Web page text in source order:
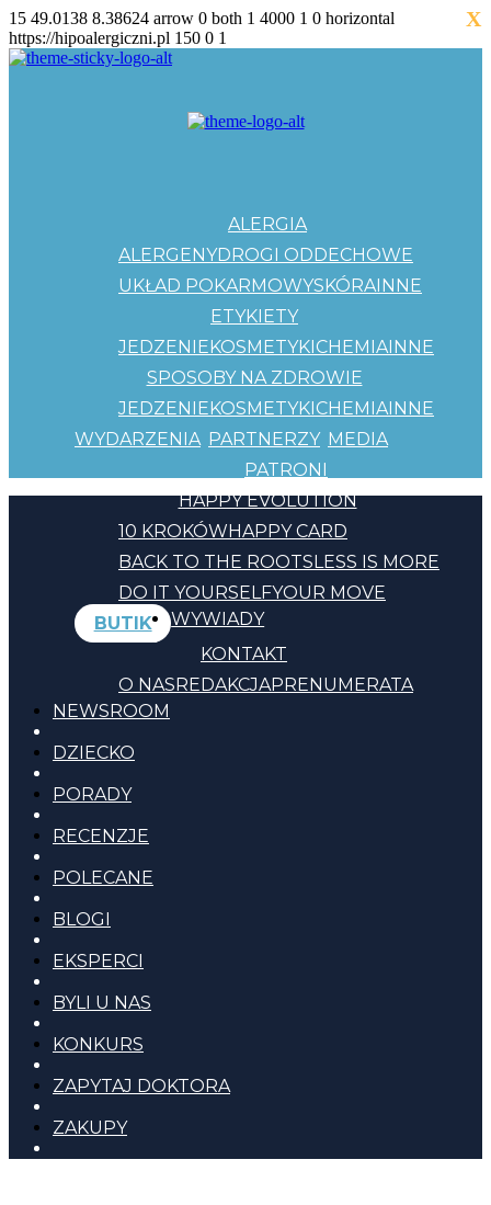
15 49.0138 8.38624 arrow 0 both 1 4000 1 0 horizontal
https://hipoalergiczni.pl 150 0 1
ALERGIA
ALERGENYDROGI ODDECHOWE
UKŁAD POKARMOWYSKÓRAINNE
ETYKIETY
JEDZENIEKOSMETYKICHEMIAINNE
SPOSOBY NA ZDROWIE
JEDZENIEKOSMETYKICHEMIAINNE
WYDARZENIA PARTNERZY
PATRONI
MEDIA
HAPPY EVOLUTION
10 KROKÓWHAPPY CARD
BACK TO THE ROOTSLESS IS MORE
DO IT YOURSELFYOUR MOVE
BUTIK
KONTAKT
O NASREDAKCJAPRENUMERATA
WYWIADY
NEWSROOM
DZIECKO
PORADY
RECENZJE
POLECANE
BLOGI
EKSPERCI
BYLI U NAS
KONKURS
ZAPYTAJ DOKTORA
ZAKUPY
X